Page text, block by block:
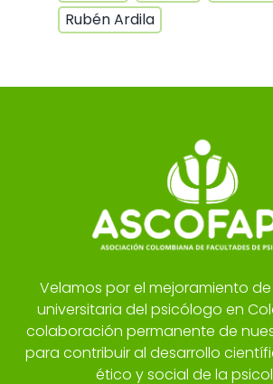
Rubén Ardila
Velamos por el mejoramiento
universitaria del psicólogo en
colaboración permanente de
para contribuir al desarrollo
ético y social de la